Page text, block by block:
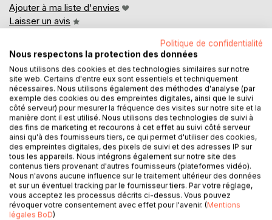
Ajouter à ma liste d'envies
Laisser un avis
DESCRIPTION
Le récit autobiographique que nous livre Morgane Moor
nous plonge dans l'Algérie des années noires, à l'heure où
le terrorisme islamique fait rage. Pourtant, à l'exception
d'une rencontre sur un checkpoint, la vague de terreur qui
a duré si longtemps n'a pratiquement pas affecté la vie de
l'autrice, et pour cause : elle a vécu cloîtrée, contre son
Politique de confidentialité
Nous respectons la protection des données
Nous utilisons des cookies et des technologies similaires sur notre
site web. Certains d'entre eux sont essentiels et techniquement
nécessaires. Nous utilisons également des méthodes d'analyse (par
exemple des cookies ou des empreintes digitales, ainsi que le suivi
côté serveur) pour mesurer la fréquence des visites sur notre site et la
manière dont il est utilisé. Nous utilisons des technologies de suivi à
des fins de marketing et recourons à cet effet au suivi côté serveur
ainsi qu'à des fournisseurs tiers, ce qui permet d'utiliser des cookies,
des empreintes digitales, des pixels de suivi et des adresses IP sur
tous les appareils. Nous intégrons également sur notre site des
contenus tiers provenant d'autres fournisseurs (plateformes vidéo).
Nous n'avons aucune influence sur le traitement ultérieur des données
et sur un éventuel tracking par le fournisseur tiers. Par votre réglage,
vous acceptez les processus décrits ci-dessus. Vous pouvez
révoquer votre consentement avec effet pour l'avenir. (Mentions
légales BoD)